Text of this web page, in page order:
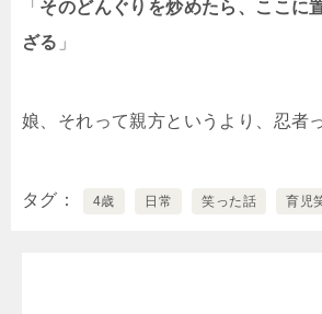
「 そのどんぐりを炒めたら、ここに
ざる 」
娘、それって親方というより、忍者
タグ 4歳 日常 笑った話 育児